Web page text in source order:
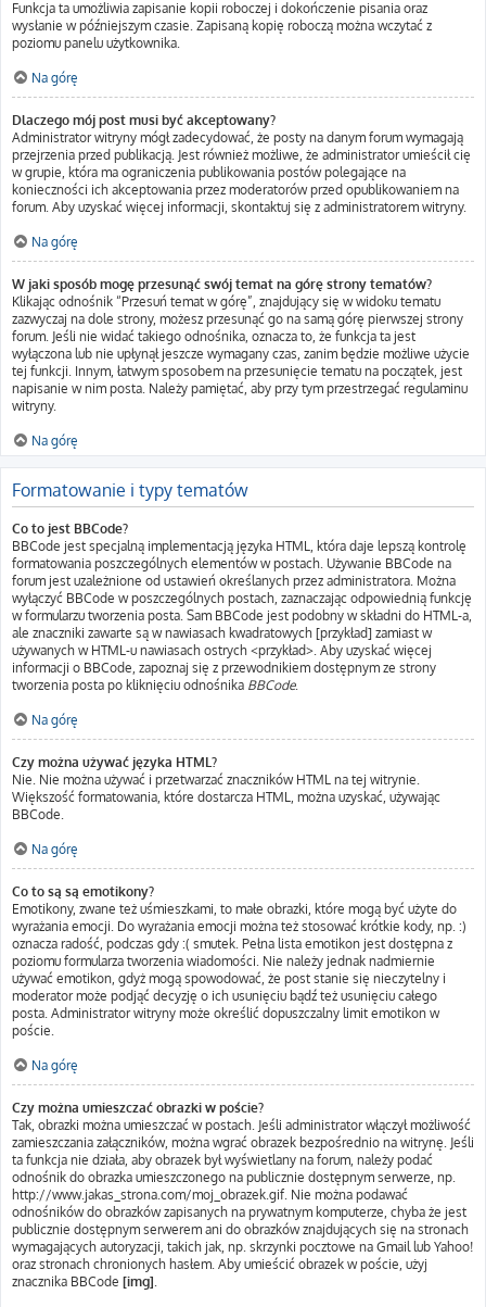
Funkcja ta umożliwia zapisanie kopii roboczej i dokończenie pisania oraz
wysłanie w późniejszym czasie. Zapisaną kopię roboczą można wczytać z
poziomu panelu użytkownika.
Na górę
Dlaczego mój post musi być akceptowany?
Administrator witryny mógł zadecydować, że posty na danym forum wymagają
przejrzenia przed publikacją. Jest również możliwe, że administrator umieścił cię
w grupie, która ma ograniczenia publikowania postów polegające na
konieczności ich akceptowania przez moderatorów przed opublikowaniem na
forum. Aby uzyskać więcej informacji, skontaktuj się z administratorem witryny.
Na górę
W jaki sposób mogę przesunąć swój temat na górę strony tematów?
Klikając odnośnik “Przesuń temat w górę”, znajdujący się w widoku tematu
zazwyczaj na dole strony, możesz przesunąć go na samą górę pierwszej strony
forum. Jeśli nie widać takiego odnośnika, oznacza to, że funkcja ta jest
wyłączona lub nie upłynął jeszcze wymagany czas, zanim będzie możliwe użycie
tej funkcji. Innym, łatwym sposobem na przesunięcie tematu na początek, jest
napisanie w nim posta. Należy pamiętać, aby przy tym przestrzegać regulaminu
witryny.
Na górę
Formatowanie i typy tematów
Co to jest BBCode?
BBCode jest specjalną implementacją języka HTML, która daje lepszą kontrolę
formatowania poszczególnych elementów w postach. Używanie BBCode na
forum jest uzależnione od ustawień określanych przez administratora. Można
wyłączyć BBCode w poszczególnych postach, zaznaczając odpowiednią funkcję
w formularzu tworzenia posta. Sam BBCode jest podobny w składni do HTML-a,
ale znaczniki zawarte są w nawiasach kwadratowych [przykład] zamiast w
używanych w HTML-u nawiasach ostrych <przykład>. Aby uzyskać więcej
informacji o BBCode, zapoznaj się z przewodnikiem dostępnym ze strony
tworzenia posta po kliknięciu odnośnika BBCode.
Na górę
Czy można używać języka HTML?
Nie. Nie można używać i przetwarzać znaczników HTML na tej witrynie.
Większość formatowania, które dostarcza HTML, można uzyskać, używając
BBCode.
Na górę
Co to są są emotikony?
Emotikony, zwane też uśmieszkami, to małe obrazki, które mogą być użyte do
wyrażania emocji. Do wyrażania emocji można też stosować krótkie kody, np. :)
oznacza radość, podczas gdy :( smutek. Pełna lista emotikon jest dostępna z
poziomu formularza tworzenia wiadomości. Nie należy jednak nadmiernie
używać emotikon, gdyż mogą spowodować, że post stanie się nieczytelny i
moderator może podjąć decyzję o ich usunięciu bądź też usunięciu całego
posta. Administrator witryny może określić dopuszczalny limit emotikon w
poście.
Na górę
Czy można umieszczać obrazki w poście?
Tak, obrazki można umieszczać w postach. Jeśli administrator włączył możliwość
zamieszczania załączników, można wgrać obrazek bezpośrednio na witrynę. Jeśli
ta funkcja nie działa, aby obrazek był wyświetlany na forum, należy podać
odnośnik do obrazka umieszczonego na publicznie dostępnym serwerze, np.
http://www.jakas_strona.com/moj_obrazek.gif. Nie można podawać
odnośników do obrazków zapisanych na prywatnym komputerze, chyba że jest
publicznie dostępnym serwerem ani do obrazków znajdujących się na stronach
wymagających autoryzacji, takich jak, np. skrzynki pocztowe na Gmail lub Yahoo!
oraz stronach chronionych hasłem. Aby umieścić obrazek w poście, użyj
znacznika BBCode [img].